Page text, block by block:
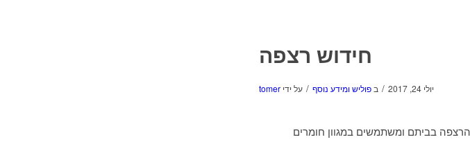
חידוש רצפה
יולי 24, 2017 / בפוליש ומידע נוסף / על ידי tomer
בביתם ומשתמשים במגוון חומרים